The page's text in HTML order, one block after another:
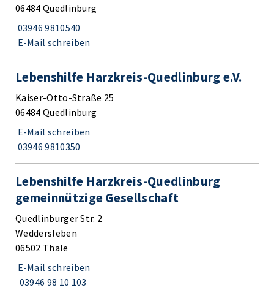
06484 Quedlinburg
03946 9810540
E-Mail schreiben
Lebenshilfe Harzkreis-Quedlinburg e.V.
Kaiser-Otto-Straße 25
06484 Quedlinburg
E-Mail schreiben
03946 9810350
Lebenshilfe Harzkreis-Quedlinburg
gemeinnützige Gesellschaft
Quedlinburger Str. 2
Weddersleben
06502 Thale
E-Mail schreiben
03946 98 10 103